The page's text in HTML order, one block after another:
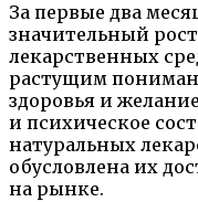
За первые два
значительный
лекарственных
растущим
здоровья и
и психическое
натуральных
обусловлена их
на рынке.